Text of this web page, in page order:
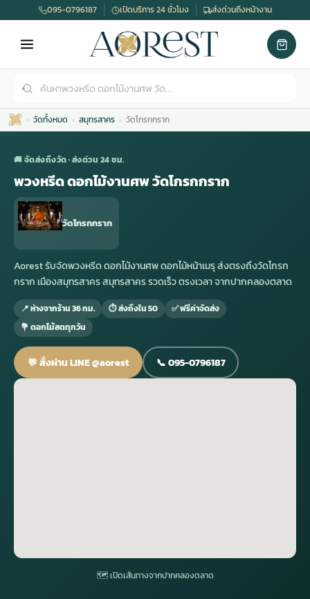
ดอกไม้หน้าศพ
ดอกไม้จัดงานศพ
จัดดอกไม้หน้าศพ
ดอกไม้หน้าหีบ
พวงหรีด กรุงเทพ
พวงหรีดราคา
สั่งพวงหรีด
ร้านพวงหรีด
าเมรุ
มรุสีขาว
ไม้หน้าเมรุ
กไม้หน้าเมรุ
ไม้งานแต่ง
ม้งานแต่ง ราคา
ไม้งานแต่ง ราคาถูก
ไม้งานแต่ง กรุงเทพ
อกไม้งานแต่ง
พวงหรีดพัดลม
พวงหรีดพัดลม ราคา
พวงหรีดพัดลม ราคาถูก
พวงหรีดพัดลม กรุงเทพ
พวงหรีดพัดลม ส่งด่วน
รับจัดงานศพ
รับจัดงานศพ ราคา
รับจัดงานศพ ครบวงจร
รับจัดงานศพ กรุงเทพ
095-0796187 เปิดบริการ 24 ชั่วโมง ส่งด่วนถึงหน้างาน
วัดทั้งหมด สมุทรสาคร วัดโกรกกราก
🚚 จัดส่งถึงวัด · ส่งด่วน 24 ชม.
พวงหรีด ดอกไม้งานศพ วัดโกรกกราก
วัดโกรกกราก
Aorest รับจัดพวงหรีด ดอกไม้งานศพ ดอกไม้หน้าเมรุ ส่งตรงถึงวัดโกรก
กราก เมืองสมุทรสาคร สมุทรสาคร รวดเร็ว ตรงเวลา จากปากคลองตลาด
📍 ห่างจากร้าน 36 กม. ⏱ ส่งถึงใน 50
✅ ฟรีค่าจัดส่ง
💐 ดอกไม้สดทุกวัน
💬 สั่งผ่าน LINE @aorest 📞 095-0796187
🗺 เปิดเส้นทางจากปากคลองตลาด